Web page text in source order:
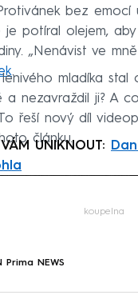
Honzík věřil
otrávil
v Protivíně:
Banongo
bez emocí
je potíral olejem,
„Nenávist ve
.
mladíka stal
a nezavraždil ji? A
řeší nový díl
článku.
UNIKNOUT:
koupelna
Prima NEWS